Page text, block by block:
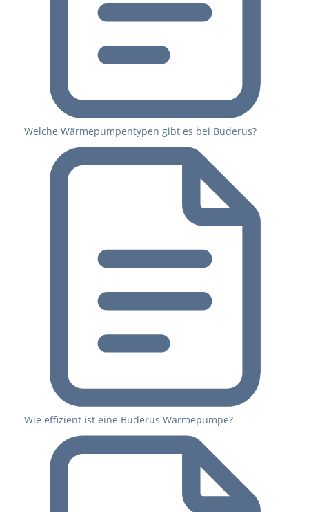
Welche Wärmepumpentypen gibt es bei Buderus?
Wie effizient ist eine Buderus Wärmepumpe?